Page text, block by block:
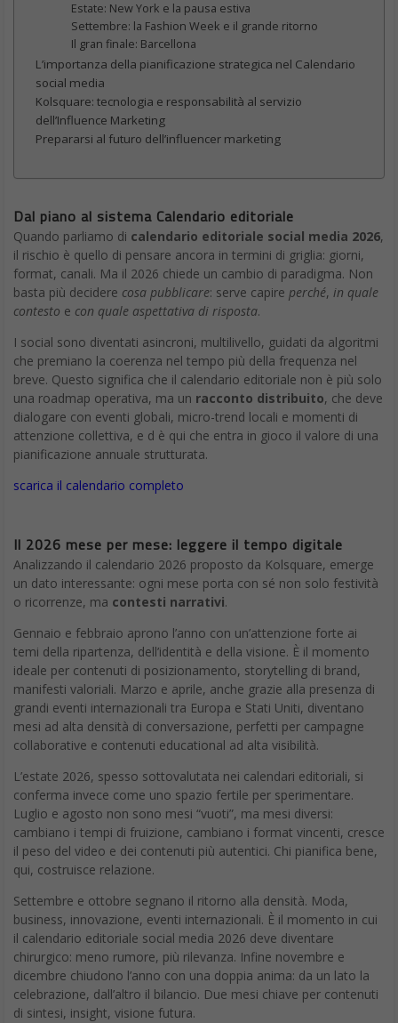
Estate: New York e la pausa estiva
Settembre: la Fashion Week e il grande ritorno
Il gran finale: Barcellona
L’importanza della pianificazione strategica nel Calendario
social media
Kolsquare: tecnologia e responsabilità al servizio
dell’Influence Marketing
Prepararsi al futuro dell’influencer marketing
Dal piano al sistema Calendario editoriale
Quando parliamo di calendario editoriale social media 2026,
il rischio è quello di pensare ancora in termini di griglia: giorni,
format, canali. Ma il 2026 chiede un cambio di paradigma. Non
basta più decidere cosa pubblicare: serve capire perché, in quale
contesto e con quale aspettativa di risposta.
I social sono diventati asincroni, multilivello, guidati da algoritmi
che premiano la coerenza nel tempo più della frequenza nel
breve. Questo significa che il calendario editoriale non è più solo
una roadmap operativa, ma un racconto distribuito, che deve
dialogare con eventi globali, micro-trend locali e momenti di
attenzione collettiva, e d è qui che entra in gioco il valore di una
pianificazione annuale strutturata.
scarica il calendario completo
Il 2026 mese per mese: leggere il tempo digitale
Analizzando il calendario 2026 proposto da Kolsquare, emerge
un dato interessante: ogni mese porta con sé non solo festività
o ricorrenze, ma contesti narrativi.
Gennaio e febbraio aprono l’anno con un’attenzione forte ai
temi della ripartenza, dell’identità e della visione. È il momento
ideale per contenuti di posizionamento, storytelling di brand,
manifesti valoriali. Marzo e aprile, anche grazie alla presenza di
grandi eventi internazionali tra Europa e Stati Uniti, diventano
mesi ad alta densità di conversazione, perfetti per campagne
collaborative e contenuti educational ad alta visibilità.
L’estate 2026, spesso sottovalutata nei calendari editoriali, si
conferma invece come uno spazio fertile per sperimentare.
Luglio e agosto non sono mesi “vuoti”, ma mesi diversi:
cambiano i tempi di fruizione, cambiano i format vincenti, cresce
il peso del video e dei contenuti più autentici. Chi pianifica bene,
qui, costruisce relazione.
Settembre e ottobre segnano il ritorno alla densità. Moda,
business, innovazione, eventi internazionali. È il momento in cui
il calendario editoriale social media 2026 deve diventare
chirurgico: meno rumore, più rilevanza. Infine novembre e
dicembre chiudono l’anno con una doppia anima: da un lato la
celebrazione, dall’altro il bilancio. Due mesi chiave per contenuti
di sintesi, insight, visione futura.